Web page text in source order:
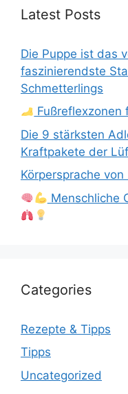
Latest Posts
Die Puppe ist das
faszinierendste
Schmetterlings
Fußreflexzonen
Die 9 stärksten
Kraftpakete der
Körpersprache
Menschliche
Categories
Rezepte & Tipps
Tipps
Uncategorized